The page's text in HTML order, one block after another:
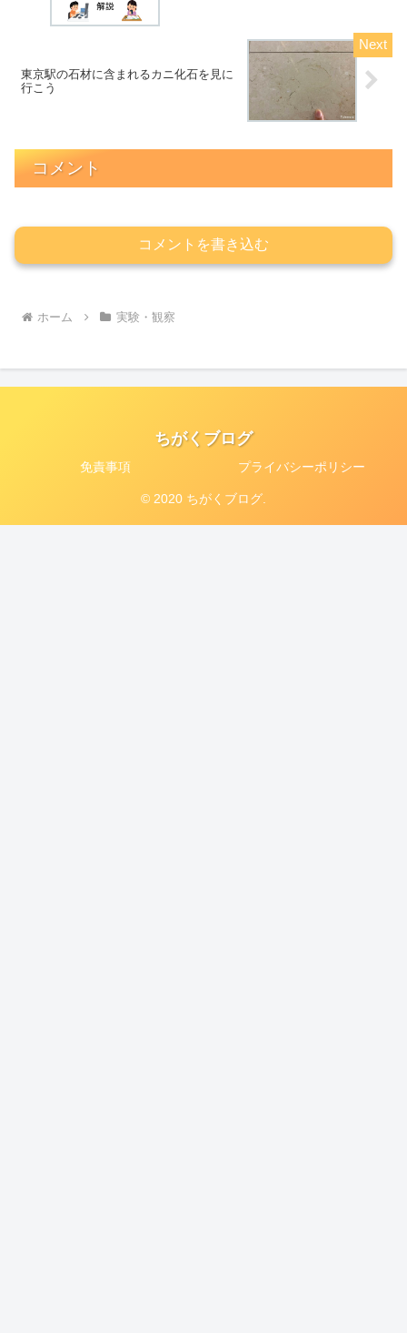
東京駅の石材に含まれるカニ化石を見に
行こう
コメント
コメントを書き込む
ホーム 実験・観察
ちがくブログ
免責事項 プライバシーポリシー
© 2020 ちがくブログ.